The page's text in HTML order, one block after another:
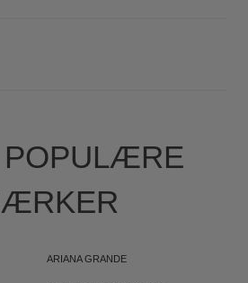
POPULÆRE
ARIANA GRANDE